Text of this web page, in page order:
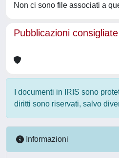
Non ci sono file associati a
Pubblicazioni consigliate
I documenti in IRIS sono
diritti sono riservati, salvo
Informazioni